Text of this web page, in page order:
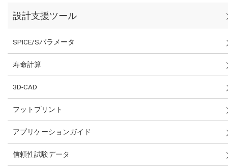
設計支援ツール
SPICE/Sパラメータ
寿命計算
3D-CAD
フットプリント
アプリケーションガイド
信頼性試験データ